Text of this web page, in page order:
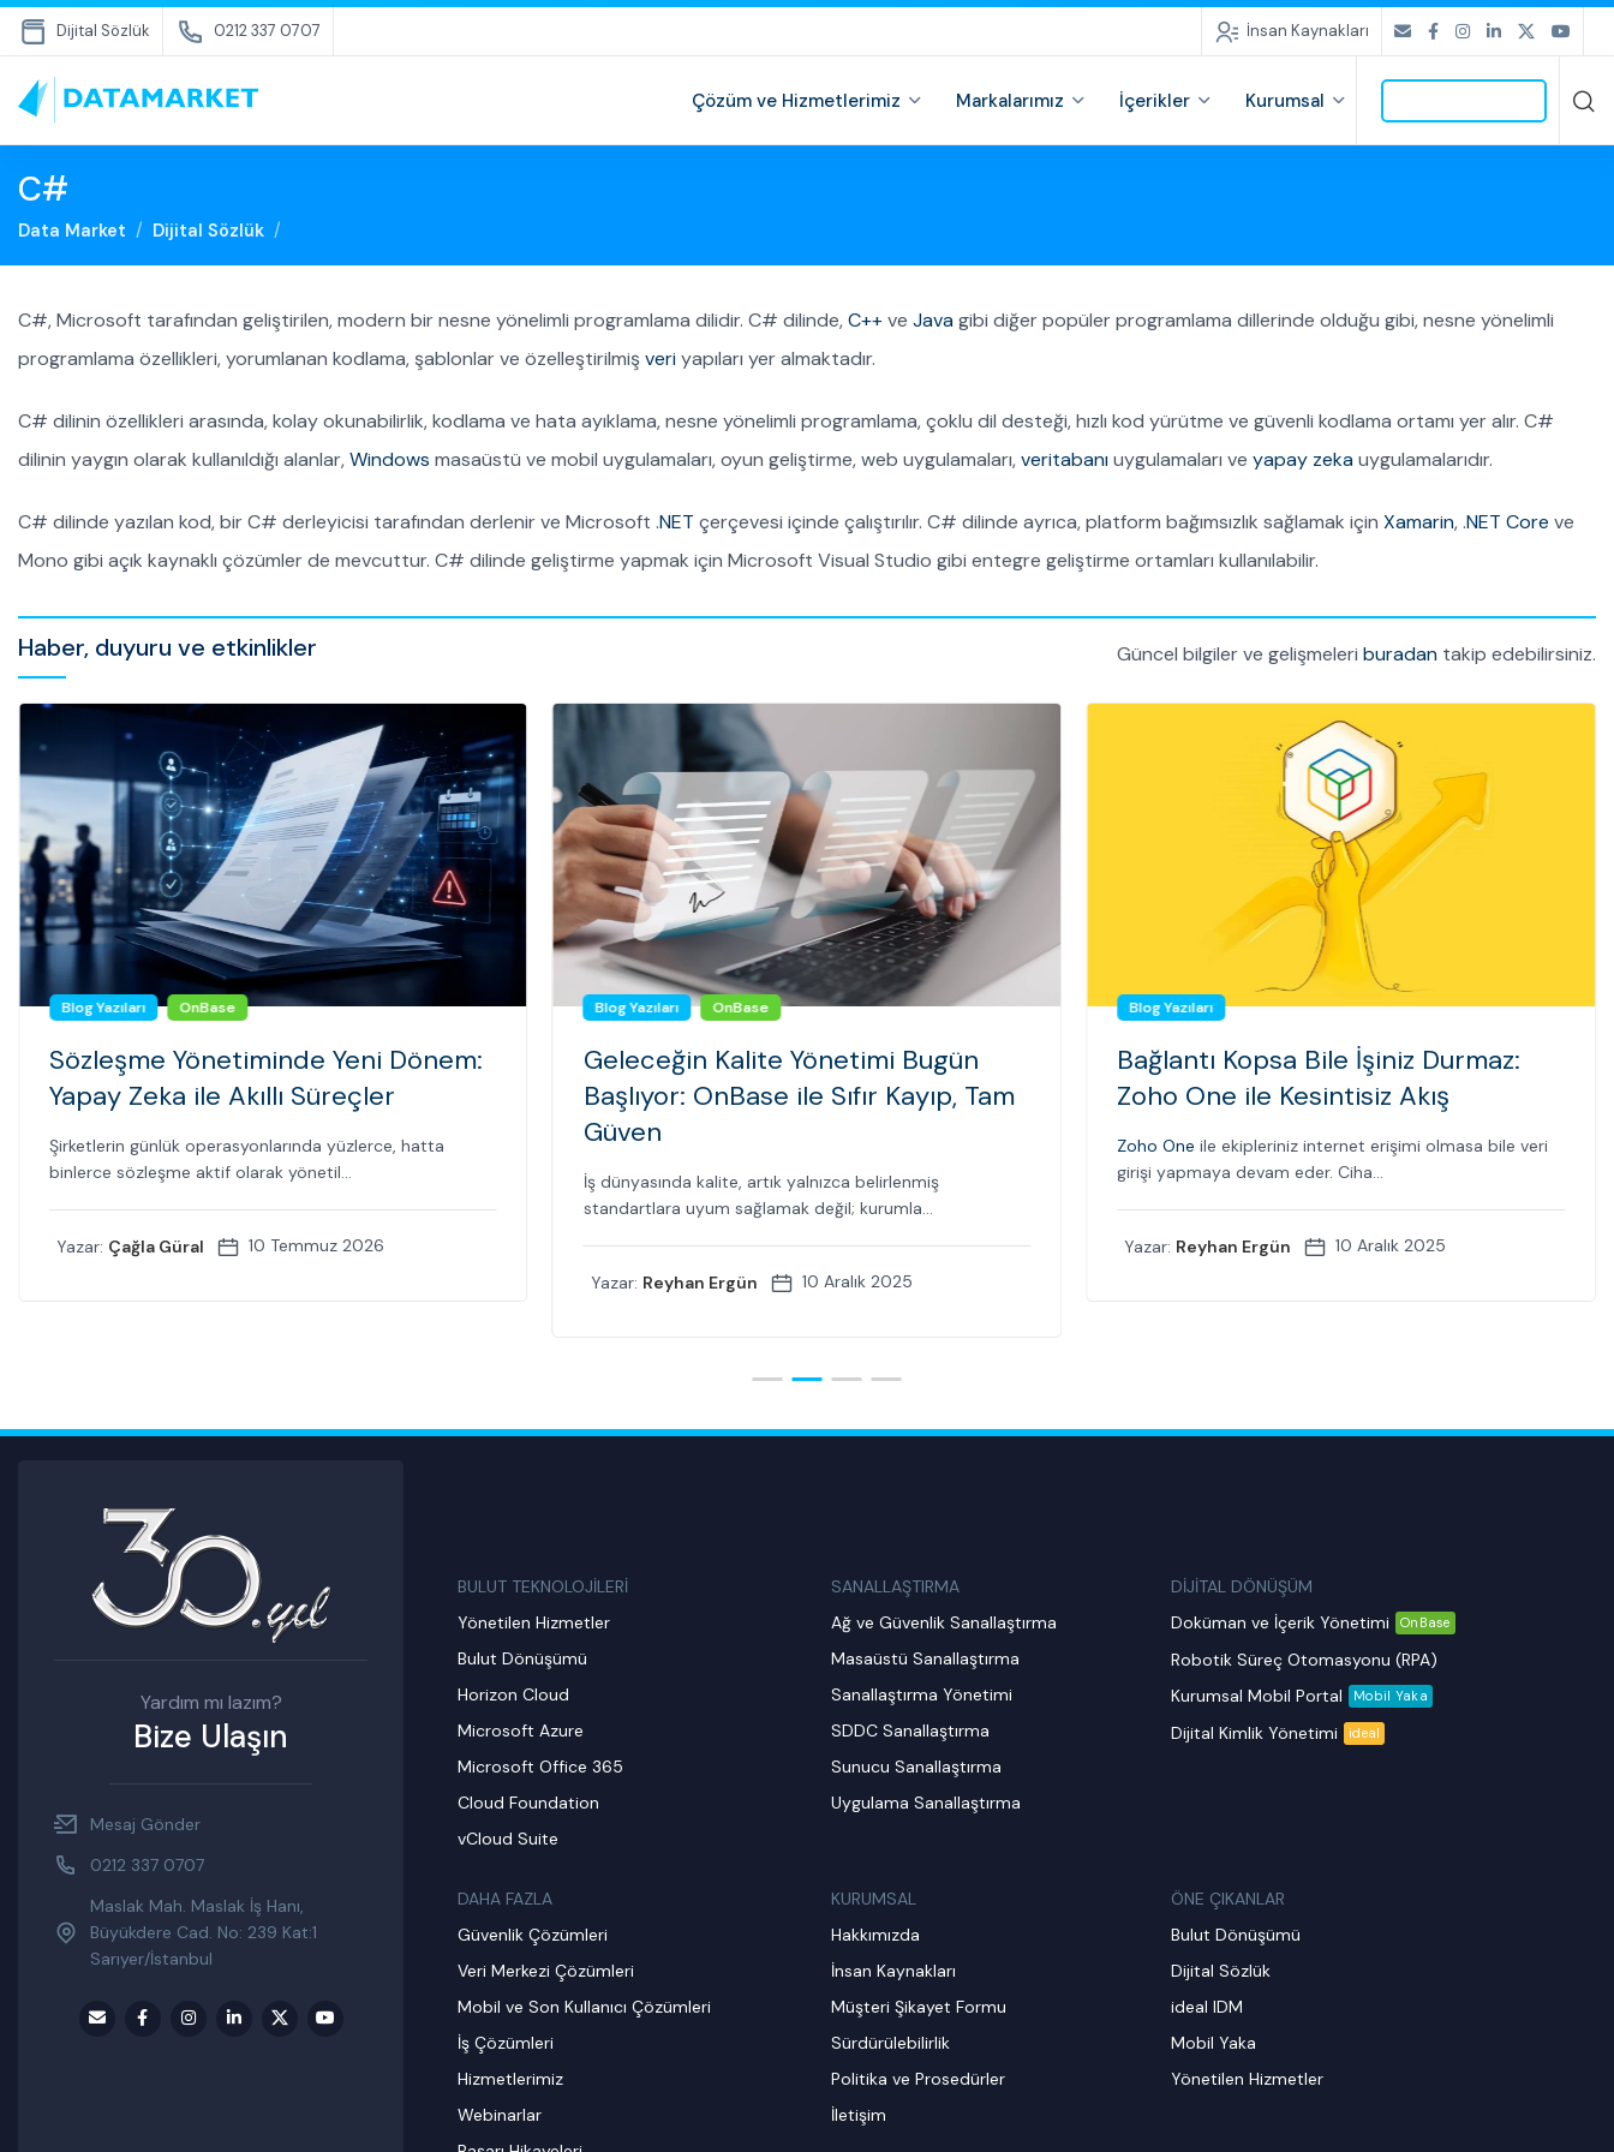
Dijital Sözlük 0212 337 0707 İnsan Kaynakları
Çözüm ve Hizmetlerimiz Markalarımız İçerikler Kurumsal
C#
Data Market Dijital Sözlük
C#, Microsoft tarafından geliştirilen, modern bir nesne yönelimli programlama dilidir. C# dilinde,C++ve Javagibi diğer popüler programlama dillerinde olduğu gibi, nesne yönelimli
programlama özellikleri, yorumlanan kodlama, şablonlar ve özelleştirilmişveriyapıları yer almaktadır.
C# dilinin özellikleri arasında, kolay okunabilirlik, kodlama ve hata ayıklama, nesne yönelimli programlama, çoklu dil desteği, hızlı kod yürütme ve güvenli kodlama ortamı yer alır. C#
dilinin yaygın olarak kullanıldığı alanlar,Windows masaüstü ve mobil uygulamaları, oyun geliştirme, web uygulamaları,veritabanıuygulamaları ve yapay zekauygulamalarıdır.
C# dilinde yazılan kod, bir C# derleyicisi tarafından derlenir ve Microsoft .NET çerçevesi içinde çalıştırılır. C# dilinde ayrıca, platform bağımsızlık sağlamak için Xamarin, .NET Core ve
Mono gibi açık kaynaklı çözümler de mevcuttur. C# dilinde geliştirme yapmak için Microsoft Visual Studio gibi entegre geliştirme ortamları kullanılabilir.
Haber, duyuru ve etkinlikler Güncel bilgiler ve gelişmeleri buradan takip edebilirsiniz.
Blog Yazıları OnBase
Sözleşme Yönetiminde Yeni Dönem:
Yapay Zeka ile Akıllı Süreçler
Şirketlerin günlük operasyonlarında yüzlerce, hatta
binlerce sözleşme aktif olarak yönetil...
Yazar: Çağla Güral 10 Temmuz 2026
Blog Yazıları OnBase
Geleceğin Kalite Yönetimi Bugün
Başlıyor: OnBase ile Sıfır Kayıp, Tam
Güven
İş dünyasında kalite, artık yalnızca belirlenmiş
standartlara uyum sağlamak değil; kurumla...
Yazar: Reyhan Ergün 10 Aralık 2025
Blog Yazıları
Bağlantı Kopsa Bile İşiniz Durmaz:
Zoho One ile Kesintisiz Akış
Zoho One ile ekipleriniz internet erişimi olmasa bile veri
girişi yapmaya devam eder. Ciha...
Yazar: Reyhan Ergün 10 Aralık 2025
Yardım mı lazım?
Bize Ulaşın
Mesaj Gönder
0212 337 0707
Maslak Mah. Maslak İş Hanı,
Büyükdere Cad. No: 239 Kat:1
Sarıyer/İstanbul
BULUT TEKNOLOJİLERİ
Yönetilen Hizmetler
Bulut Dönüşümü
Horizon Cloud
Microsoft Azure
Microsoft Office 365
Cloud Foundation
vCloud Suite
SANALLAŞTIRMA
Ağ ve Güvenlik Sanallaştırma
Masaüstü Sanallaştırma
Sanallaştırma Yönetimi
SDDC Sanallaştırma
Sunucu Sanallaştırma
Uygulama Sanallaştırma
DİJİTAL DÖNÜŞÜM
Doküman ve İçerik Yönetimi
OnBase
Robotik Süreç Otomasyonu (RPA)
Kurumsal Mobil Portal
Mobil Yaka
Dijital Kimlik Yönetimi ideal
DAHA FAZLA
Güvenlik Çözümleri
Veri Merkezi Çözümleri
Mobil ve Son Kullanıcı Çözümleri
İş Çözümleri
Hizmetlerimiz
Webinarlar
KURUMSAL
Hakkımızda
İnsan Kaynakları
Müşteri Şikayet Formu
Sürdürülebilirlik
Politika ve Prosedürler
İletişim
ÖNE ÇIKANLAR
Bulut Dönüşümü
Dijital Sözlük
ideal IDM
Mobil Yaka
Yönetilen Hizmetler